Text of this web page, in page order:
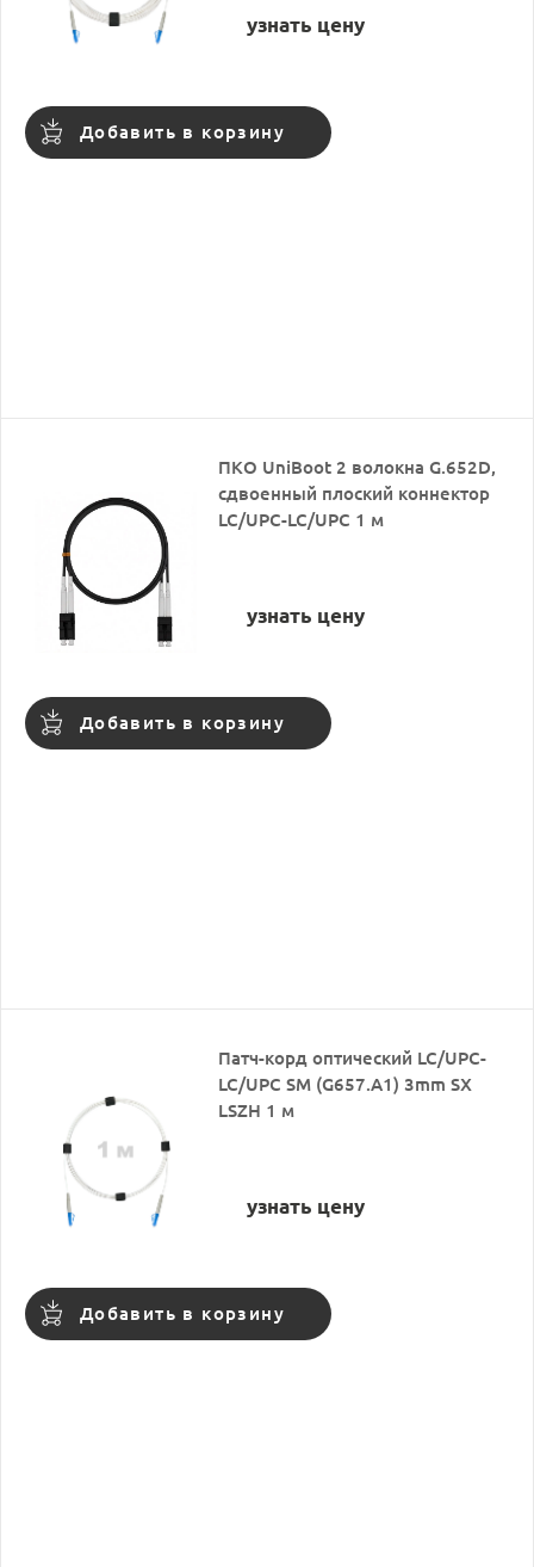
узнать цену
Добавить в корзину
ПКО UniBoot 2 волокна G.652D,
сдвоенный плоский коннектор
LC/UPC-LC/UPC 1 м
узнать цену
Добавить в корзину
Патч-корд оптический LC/UPC-
LC/UPC SM (G657.A1) 3mm SX
LSZH 1 м
узнать цену
Добавить в корзину